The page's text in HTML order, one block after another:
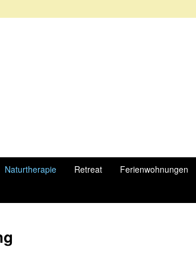
Naturtherapie Retreat Ferienwohnungen